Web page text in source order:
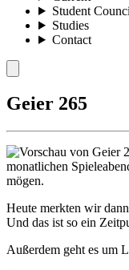
Student
Studies
Contact
Geier 265
monatlichen
mögen.
Heute merkten wir
Und das ist so ein
Außerdem geht es um